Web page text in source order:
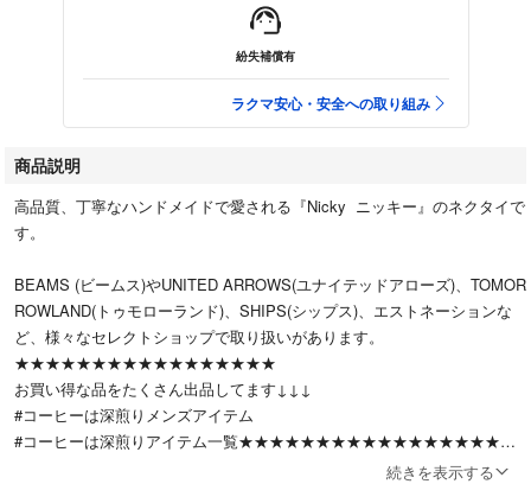
紛失補償有
ラクマ安心・安全への取り組み
商品説明
高品質、丁寧なハンドメイドで愛される『Nicky ニッキー』のネクタイで
す。
BEAMS (ビームス)やUNITED ARROWS(ユナイテッドアローズ)、TOMOR
ROWLAND(トゥモローランド)、SHIPS(シップス)、エストネーションな
ど、様々なセレクトショップで取り扱いがあります。
★★★★★★★★★★★★★★★★★
お買い得な品をたくさん出品してます↓↓↓
#コーヒーは深煎りメンズアイテム
#コーヒーは深煎りアイテム一覧★★★★★★★★★★★★★★★★★★
続きを表示する